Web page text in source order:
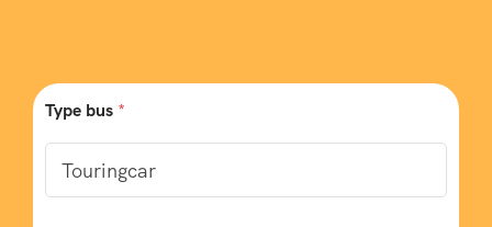
Type bus *